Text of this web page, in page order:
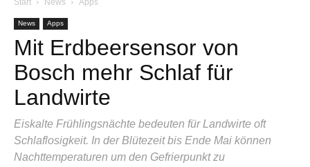
Start News Apps
News Apps
Mit Erdbeersensor von
Bosch mehr Schlaf für
Landwirte
Eiskalte Frühlingsnächte bedeuten für Landwirte oft
Schlaflosigkeit. In der Blütezeit bis Ende Mai können
Nachttemperaturen um den Gefrierpunkt zu